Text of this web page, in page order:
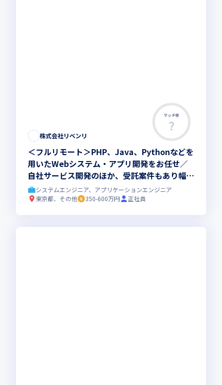
マッチ率
株式会社リベンリ
＜フルリモート＞PHP、Java、Pythonなどを
用いたWebシステム・アプリ開発をお任せ／
自社サービス開発のほか、受託案件もあり幅広
くスキルを身につけられます
システムエンジニア、アプリケーションエンジニア
東京都、その他
350-600万円 正社員